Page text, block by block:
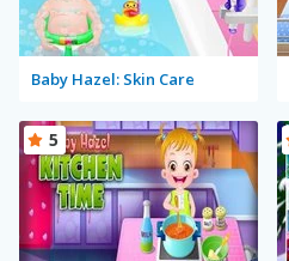
Baby Hazel: Skin Care
5